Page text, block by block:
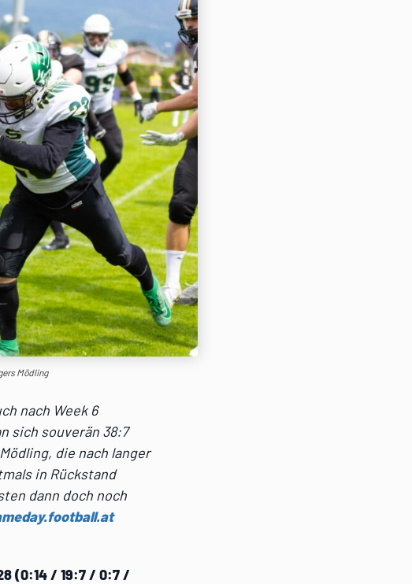
Mödling
nach Week 6
sich souverän 38:7
die nach langer
in Rückstand
dann doch noch
(0:14 / 19:7 / 0:7 /